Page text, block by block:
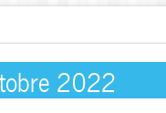
2022